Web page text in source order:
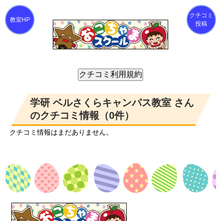
クチコミ
投稿
学研 ベルさくらキャンパス教室 さん
のクチコミ情報（0件）
クチコミ情報はまだありません。